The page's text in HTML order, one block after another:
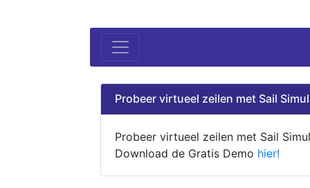
Probeer virtueel zeilen met Sail
Probeer virtueel zeilen met Sail
Download de Gratis Demo hier!